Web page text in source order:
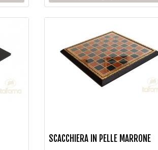
SCACCHIERA IN PELLE MARRONE